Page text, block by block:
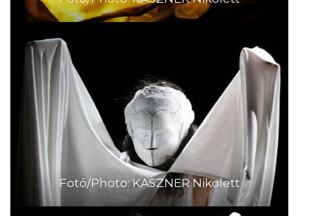
Fotó/Photo: KASZNER Nikolett